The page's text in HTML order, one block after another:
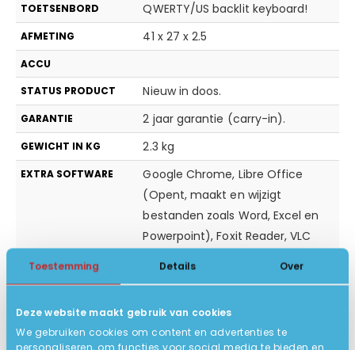
Toestemming Details Over
Deze website maakt gebruik van cookies
We gebruiken cookies om content en advertenties te
personaliseren, om functies voor social media te bieden en
TOETSENBORD QWERTY/US backlit keyboard!
AFMETING 41 x 27 x 2.5
ACCU
STATUS PRODUCT
Nieuw in doos.
GARANTIE 2 jaar garantie (carry-in).
GEWICHT IN KG 2.3 kg
EXTRA SOFTWARE
Google Chrome, Libre Office
(Opent, maakt en wijzigt
bestanden zoals Word, Excel en
Powerpoint), Foxit Reader, VLC
DVD SPELER Geen dvd speler